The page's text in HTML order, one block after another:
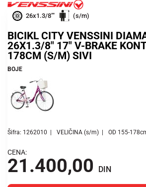
26x1.3/8"" (s/m)
BICIKL CITY VENSSINI
26X1.3/8" 17" V-BRAKE
178CM (S/M) SIVI
BOJE
Šifra: 1262010 VELIČINA (s/m) OD 155-
CENA:
21.400,00 DIN